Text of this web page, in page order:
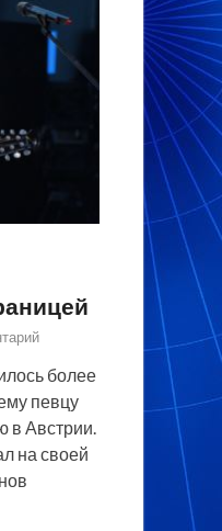
более
певцу
в Австрии.
на своей